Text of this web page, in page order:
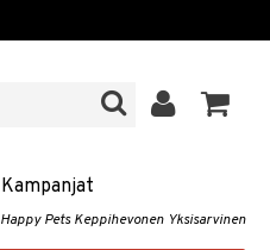
Kampanjat
Happy Pets Keppihevonen Yksisarvinen